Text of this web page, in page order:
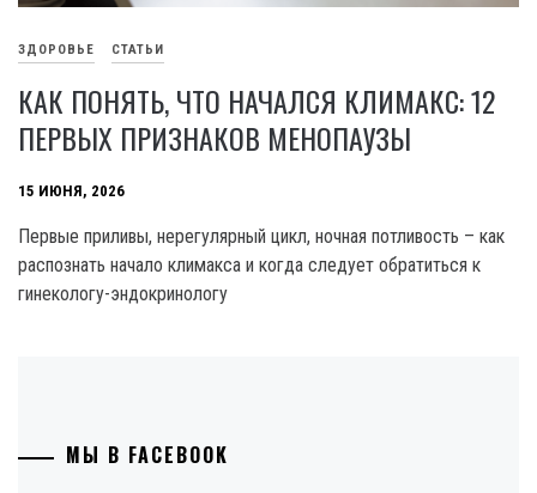
ЗДОРОВЬЕ СТАТЬИ
КАК ПОНЯТЬ, ЧТО НАЧАЛСЯ КЛИМАКС: 12
ПЕРВЫХ ПРИЗНАКОВ МЕНОПАУЗЫ
15 ИЮНЯ, 2026
Первые приливы, нерегулярный цикл, ночная потливость – как
распознать начало климакса и когда следует обратиться к
гинекологу-эндокринологу
МЫ В FACEBOOK